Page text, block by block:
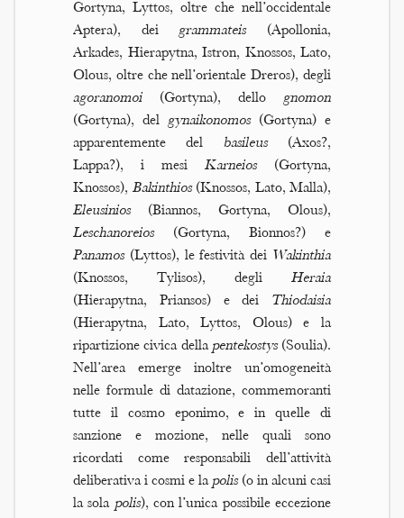
Gortyna, Lyttos, oltre che nell’occidentale
Aptera), deigrammateis(Apollonia,
Arkades, Hierapytna, Istron, Knossos, Lato,
Olous, oltre che nell’orientale Dreros), degli
agoranomoi (Gortyna), dello gnomon
(Gortyna), del gynaikonomos(Gortyna) e
apparentemente del basileus(Axos?,
Lappa?), i mesi Karneios(Gortyna,
Knossos),Bakinthios(Knossos, Lato, Malla),
Eleusinios(Biannos, Gortyna, Olous),
Leschanoreios(Gortyna, Bionnos?) e
Panamos(Lyttos), le festività dei Wakinthia
(Knossos, Tylisos), degli Heraia
(Hierapytna, Priansos) e dei Thiodaisia
(Hierapytna, Lato, Lyttos, Olous) e la
ripartizione civica della pentekostys(Soulia).
Nell’area emerge inoltre un’omogeneità
nelle formule di datazione, commemoranti
tutte il cosmo eponimo, e in quelle di
sanzione e mozione, nelle quali sono
ricordati come responsabili dell’attività
deliberativa i cosmi e la polis(o in alcuni casi
la sola polis), con l’unica possibile eccezione